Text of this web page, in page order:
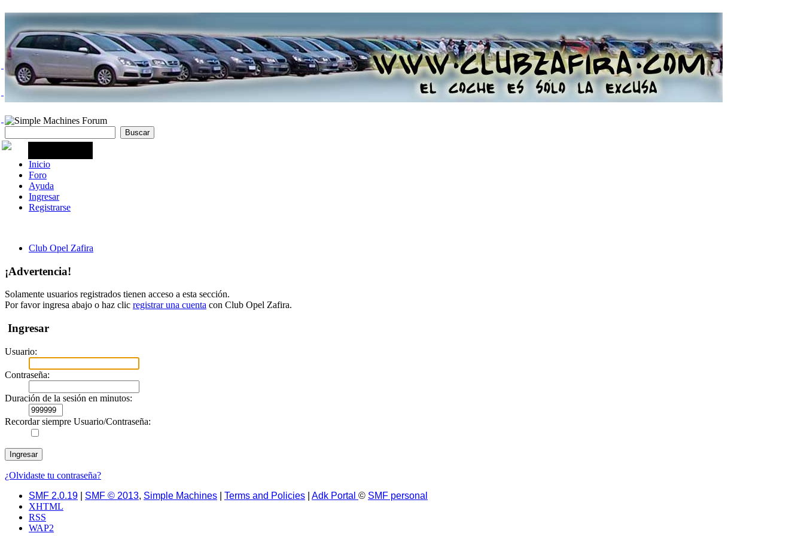
Inicio
Foro
Ayuda
Ingresar
Registrarse
Club Opel Zafira
¡Advertencia!
Solamente usuarios registrados tienen acceso a esta sección.
Por favor ingresa abajo o haz clic registrar una cuenta con Club Opel Zafira.
Ingresar
Usuario:
Contraseña:
Duración de la sesión en minutos:
Recordar siempre Usuario/Contraseña:
¿Olvidaste tu contraseña?
SMF 2.0.19
SMF © 2013, Simple Machines Terms and Policies Adk Portal © SMF personal
XHTML
RSS
WAP2